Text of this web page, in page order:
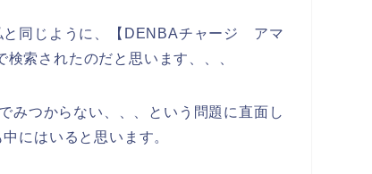
と同じように、【DENBAチャージ アマ
索されたのだと思います、、、
みつからない、、、という問題に直面し
にはいると思います。